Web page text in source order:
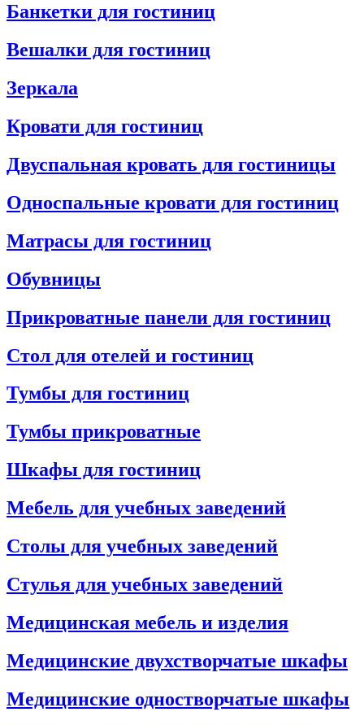
Банкетки для гостиниц
Вешалки для гостиниц
Зеркала
Кровати для гостиниц
Двуспальная кровать для гостиницы
Односпальные кровати для гостиниц
Матрасы для гостиниц
Обувницы
Прикроватные панели для гостиниц
Стол для отелей и гостиниц
Тумбы для гостиниц
Тумбы прикроватные
Шкафы для гостиниц
Мебель для учебных заведений
Столы для учебных заведений
Стулья для учебных заведений
Медицинская мебель и изделия
Медицинские двухстворчатые шкафы
Медицинские одностворчатые шкафы